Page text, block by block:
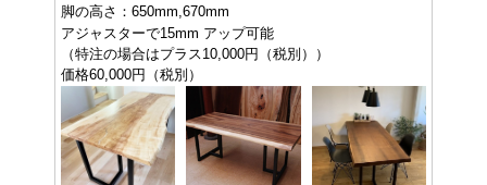
脚の高さ：650mm,670mm
アジャスターで15mm アップ可能
（特注の場合はプラス10,000円（税別））
価格60,000円（税別）